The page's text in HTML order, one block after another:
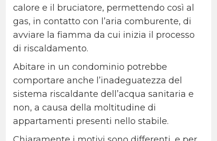
calore e il bruciatore, permettendo così al
gas, in contatto con l’aria comburente, di
avviare la fiamma da cui inizia il processo
di riscaldamento.
Abitare in un condominio potrebbe
comportare anche l’inadeguatezza del
sistema riscaldante dell’acqua sanitaria e
non, a causa della moltitudine di
appartamenti presenti nello stabile.